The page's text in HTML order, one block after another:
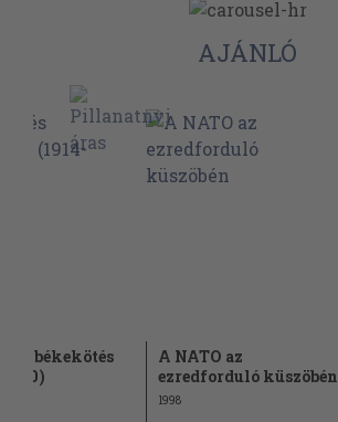
AJÁNLÓ
és békekötés
A NATO az
ezredforduló küszöbén
1998